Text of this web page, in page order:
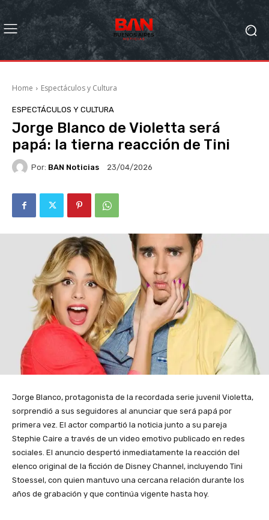
Home Espectáculos y Cultura
ESPECTÁCULOS Y CULTURA
Jorge Blanco de Violetta será
papá: la tierna reacción de Tini
Por: BAN Noticias 23/04/2026
Jorge Blanco, protagonista de la recordada serie juvenil Violetta,
sorprendió a sus seguidores al anunciar que será papá por
primera vez. El actor compartió la noticia junto a su pareja
Stephie Caire a través de un video emotivo publicado en redes
sociales. El anuncio despertó inmediatamente la reacción del
elenco original de la ficción de Disney Channel, incluyendo Tini
Stoessel, con quien mantuvo una cercana relación durante los
años de grabación y que continúa vigente hasta hoy.